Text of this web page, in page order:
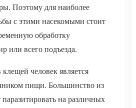
Поэтому для наиболее
с этими насекомыми стоит
обработку
или всего подъезда.
человек является
пищи. Большинство из
на различных